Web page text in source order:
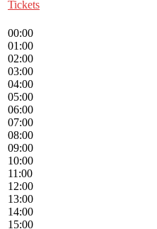
Tickets
00:00
01:00
02:00
03:00
04:00
05:00
06:00
07:00
08:00
09:00
10:00
11:00
12:00
13:00
14:00
15:00